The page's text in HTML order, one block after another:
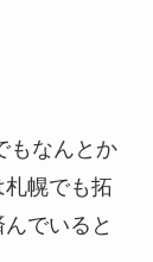
もなんとか
幌でも拓
でいると